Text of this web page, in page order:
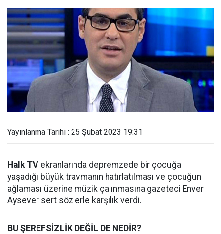
Yayınlanma Tarihi : 25 Şubat 2023 19:31
Halk TV ekranlarında depremzede bir çocuğa
yaşadığı büyük travmanın hatırlatılması ve çocuğun
ağlaması üzerine müzik çalınmasına gazeteci Enver
Aysever sert sözlerle karşılık verdi.
BU ŞEREFSİZLİK DEĞİL DE NEDİR?